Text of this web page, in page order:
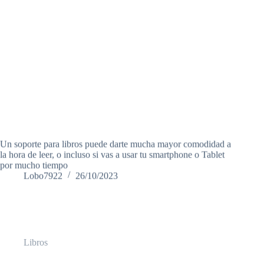
Un soporte para libros puede darte mucha mayor comodidad a
la hora de leer, o incluso si vas a usar tu smartphone o Tablet
por mucho tiempo
Lobo7922
26/10/2023
Respira de James Nestor – Reseña